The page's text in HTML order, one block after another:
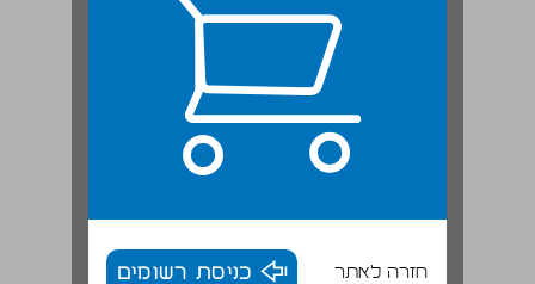
חזרה לאתר כניסת רשומים